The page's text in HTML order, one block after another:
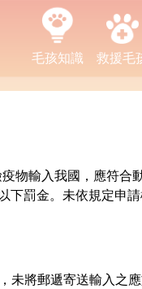
毛孩知識 救援毛
物輸入我國，應符
罰金。未依規定申
未將郵遞寄送輸入之